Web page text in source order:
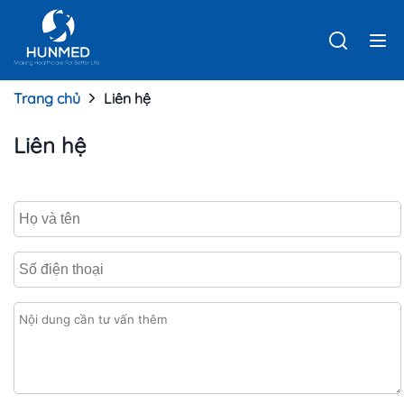
Trang chủ Liên hệ
Liên hệ